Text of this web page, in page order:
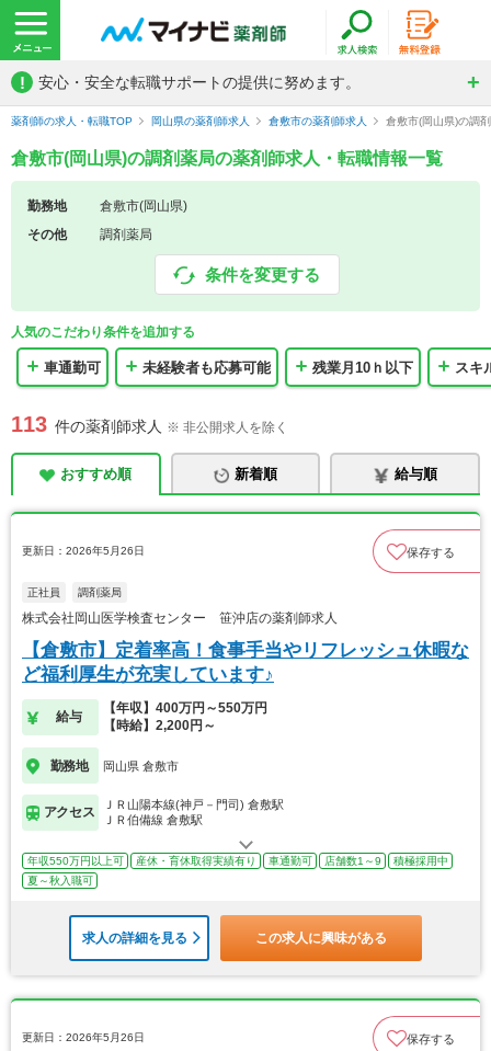
! 安心・安全な転職サポートの提供に努めます。
薬剤師の求人・転職TOP 岡山県の薬剤師求人 倉敷市の薬剤師求人 倉敷市(岡山県)の調
倉敷市(岡山県)の調剤薬局の薬剤師求人・転職情報一覧
勤務地
倉敷市(岡山県)
その他
調剤薬局
条件を変更する
人気のこだわり条件を追加する
車通勤可 未経験者も応募可能 残業月10ｈ以下 スキ
113 件の薬剤師求人 ※ 非公開求人を除く
おすすめ順 新着順 給与順
更新日：2026年5月26日 保存する
正社員 調剤薬局
株式会社岡山医学検査センター 笹沖店の薬剤師求人
【倉敷市】定着率高！食事手当やリフレッシュ休暇な
ど福利厚生が充実しています♪
給与
【年収】400万円～550万円
【時給】2,200円～
勤務地 岡山県 倉敷市
アクセス
ＪＲ山陽本線(神戸－門司) 倉敷駅
ＪＲ伯備線 倉敷駅
年収550万円以上可 産休・育休取得実績有り 車通勤可 店舗数1～9
積極採用中
夏～秋入職可
求人の詳細を見る この求人に興味がある
更新日：2026年5月26日 保存する